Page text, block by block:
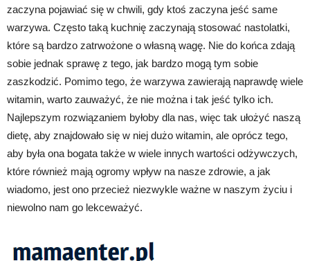
zaczyna pojawiać się w chwili, gdy ktoś zaczyna jeść same
warzywa. Często taką kuchnię zaczynają stosować nastolatki,
które są bardzo zatrwożone o własną wagę. Nie do końca zdają
sobie jednak sprawę z tego, jak bardzo mogą tym sobie
zaszkodzić. Pomimo tego, że warzywa zawierają naprawdę wiele
witamin, warto zauważyć, że nie można i tak jeść tylko ich.
Najlepszym rozwiązaniem byłoby dla nas, więc tak ułożyć naszą
dietę, aby znajdowało się w niej dużo witamin, ale oprócz tego,
aby była ona bogata także w wiele innych wartości odżywczych,
które również mają ogromy wpływ na nasze zdrowie, a jak
wiadomo, jest ono przecież niezwykle ważne w naszym życiu i
niewolno nam go lekceważyć.